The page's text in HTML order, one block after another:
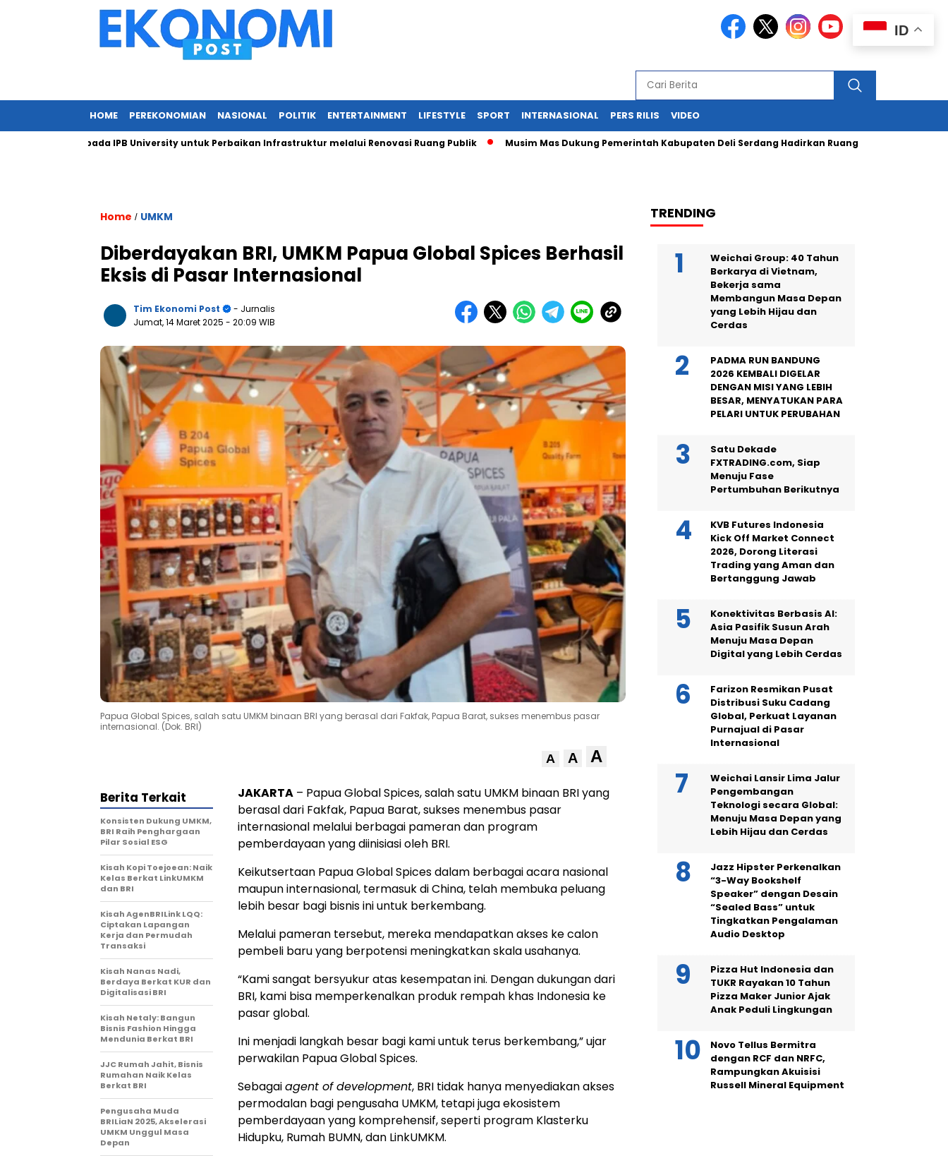
HOME PEREKONOMIAN NASIONAL POLITIK ENTERTAINMENT LIFESTYLE SPORT INTERNASIONAL PERS RILIS VIDEO
Kepada IPB University untuk Perbaikan Infrastruktur melalui Renovasi Ruang Publik Musim Mas Dukung Pemerintah Kabupaten Deli Serdang Hadirkan Ruang Publik Bersama melalui
Home / UMKM
Diberdayakan BRI, UMKM Papua Global Spices Berhasil
Eksis di Pasar Internasional
Tim Ekonomi Post
- Jurnalis
Jumat, 14 Maret 2025 - 20:09 WIB
Papua Global Spices, salah satu UMKM binaan BRI yang berasal dari Fakfak, Papua Barat, sukses menembus pasar
internasional. (Dok. BRI)
A A A
JAKARTA – Papua Global Spices, salah satu UMKM binaan BRI yang
berasal dari Fakfak, Papua Barat, sukses menembus pasar
internasional melalui berbagai pameran dan program
pemberdayaan yang diinisiasi oleh BRI.
Keikutsertaan Papua Global Spices dalam berbagai acara nasional
maupun internasional, termasuk di China, telah membuka peluang
lebih besar bagi bisnis ini untuk berkembang.
Melalui pameran tersebut, mereka mendapatkan akses ke calon
pembeli baru yang berpotensi meningkatkan skala usahanya.
“Kami sangat bersyukur atas kesempatan ini. Dengan dukungan dari
BRI, kami bisa memperkenalkan produk rempah khas Indonesia ke
pasar global.
Ini menjadi langkah besar bagi kami untuk terus berkembang,” ujar
perwakilan Papua Global Spices.
Sebagaiagent of development, BRI tidak hanya menyediakan akses
permodalan bagi pengusaha UMKM, tetapi juga ekosistem
pemberdayaan yang komprehensif, seperti program Klasterku
Hidupku, Rumah BUMN, dan LinkUMKM.
Berita Terkait
Konsisten Dukung UMKM,
BRI Raih Penghargaan
Pilar Sosial ESG
Kisah Kopi Toejoean: Naik
Kelas Berkat LinkUMKM
dan BRI
Kisah AgenBRILink LQQ:
Ciptakan Lapangan
Kerja dan Permudah
Transaksi
Kisah Nanas Nadi,
Berdaya Berkat KUR dan
Digitalisasi BRI
Kisah Netaly: Bangun
Bisnis Fashion Hingga
Mendunia Berkat BRI
JJC Rumah Jahit, Bisnis
Rumahan Naik Kelas
Berkat BRI
Pengusaha Muda
BRILiaN 2025, Akselerasi
UMKM Unggul Masa
Depan
TRENDING
Weichai Group: 40 Tahun
Berkarya di Vietnam,
Bekerja sama
Membangun Masa Depan
yang Lebih Hijau dan
Cerdas
PADMA RUN BANDUNG
2026 KEMBALI DIGELAR
DENGAN MISI YANG LEBIH
BESAR, MENYATUKAN PARA
PELARI UNTUK PERUBAHAN
Satu Dekade
FXTRADING.com, Siap
Menuju Fase
Pertumbuhan Berikutnya
KVB Futures Indonesia
Kick Off Market Connect
2026, Dorong Literasi
Trading yang Aman dan
Bertanggung Jawab
Konektivitas Berbasis AI:
Asia Pasifik Susun Arah
Menuju Masa Depan
Digital yang Lebih Cerdas
Farizon Resmikan Pusat
Distribusi Suku Cadang
Global, Perkuat Layanan
Purnajual di Pasar
Internasional
Weichai Lansir Lima Jalur
Pengembangan
Teknologi secara Global:
Menuju Masa Depan yang
Lebih Hijau dan Cerdas
Jazz Hipster Perkenalkan
“3-Way Bookshelf
Speaker” dengan Desain
“Sealed Bass” untuk
Tingkatkan Pengalaman
Audio Desktop
Pizza Hut Indonesia dan
TUKR Rayakan 10 Tahun
Pizza Maker Junior Ajak
Anak Peduli Lingkungan
Novo Tellus Bermitra
dengan RCF dan NRFC,
Rampungkan Akuisisi
Russell Mineral Equipment
ID